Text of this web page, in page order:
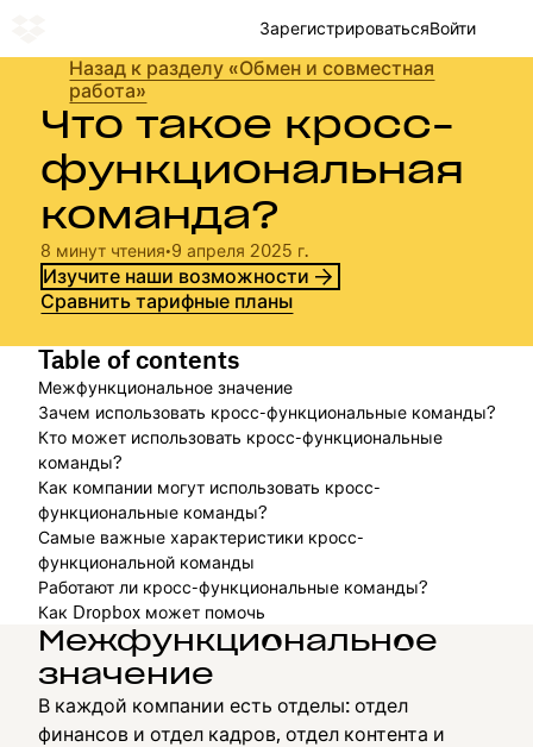
ЗарегистрироватьсяВойти
Назад к разделу «Обмен и совместная
работа»
Что такое кросс-
функциональная
команда?
8 минут чтения•9 апреля 2025 г.
Изучите наши возможности
Сравнить тарифные планы
Table of contents
Межфункциональное значение
Зачем использовать кросс-функциональные команды?
Кто может использовать кросс-функциональные
команды?
Как компании могут использовать кросс-
функциональные команды?
Самые важные характеристики кросс-
функциональной команды
Работают ли кросс-функциональные команды?
Как Dropbox может помочь
Межфункциональное
значение
В каждой компании есть отделы: отдел
финансов и отдел кадров, отдел контента и